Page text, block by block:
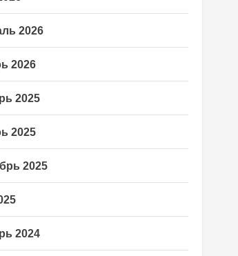
2026
2026
2025
2025
2025
2024